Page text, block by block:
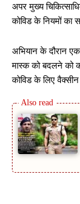
अपर मुख्य
कोविड के नियमों का
अभियान के दौरान
मास्क को बदलने को
कोविड के लिए